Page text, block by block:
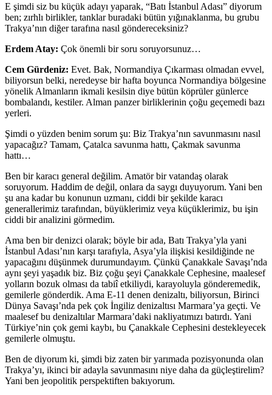
E şimdi siz bu küçük adayı yaparak, “Batı İstanbul Adası” diyorum
ben; zırhlı birlikler, tanklar buradaki bütün yığınaklanma, bu grubu
Trakya’nın diğer tarafına nasıl göndereceksiniz?
Erdem Atay: Çok önemli bir soru soruyorsunuz…
Cem Gürdeniz: Evet. Bak, Normandiya Çıkarması olmadan evvel,
biliyorsun belki, neredeyse bir hafta boyunca Normandiya bölgesine
yönelik Almanların ikmali kesilsin diye bütün köprüler günlerce
bombalandı, kestiler. Alman panzer birliklerinin çoğu geçemedi bazı
yerleri.
Şimdi o yüzden benim sorum şu: Biz Trakya’nın savunmasını nasıl
yapacağız? Tamam, Çatalca savunma hattı, Çakmak savunma
hattı…
Ben bir karacı general değilim. Amatör bir vatandaş olarak
soruyorum. Haddim de değil, onlara da saygı duyuyorum. Yani ben
şu ana kadar bu konunun uzmanı, ciddi bir şekilde karacı
generallerimiz tarafından, büyüklerimiz veya küçüklerimiz, bu işin
ciddi bir analizini görmedim.
Ama ben bir denizci olarak; böyle bir ada, Batı Trakya’yla yani
İstanbul Adası’nın karşı tarafıyla, Asya’yla ilişkisi kesildiğinde ne
yapacağını düşünmek durumundayım. Çünkü Çanakkale Savaşı’nda
aynı şeyi yaşadık biz. Biz çoğu şeyi Çanakkale Cephesine, maalesef
yolların bozuk olması da tabiî etkiliydi, karayoluyla gönderemedik,
gemilerle gönderdik. Ama E-11 denen denizaltı, biliyorsun, Birinci
Dünya Savaşı’nda pek çok İngiliz denizaltısı Marmara’ya geçti. Ve
maalesef bu denizaltılar Marmara’daki nakliyatımızı batırdı. Yani
Türkiye’nin çok gemi kaybı, bu Çanakkale Cephesini destekleyecek
gemilerle olmuştu.
Ben de diyorum ki, şimdi biz zaten bir yarımada pozisyonunda olan
Trakya’yı, ikinci bir adayla savunmasını niye daha da güçleştirelim?
Yani ben jeopolitik perspektiften bakıyorum.